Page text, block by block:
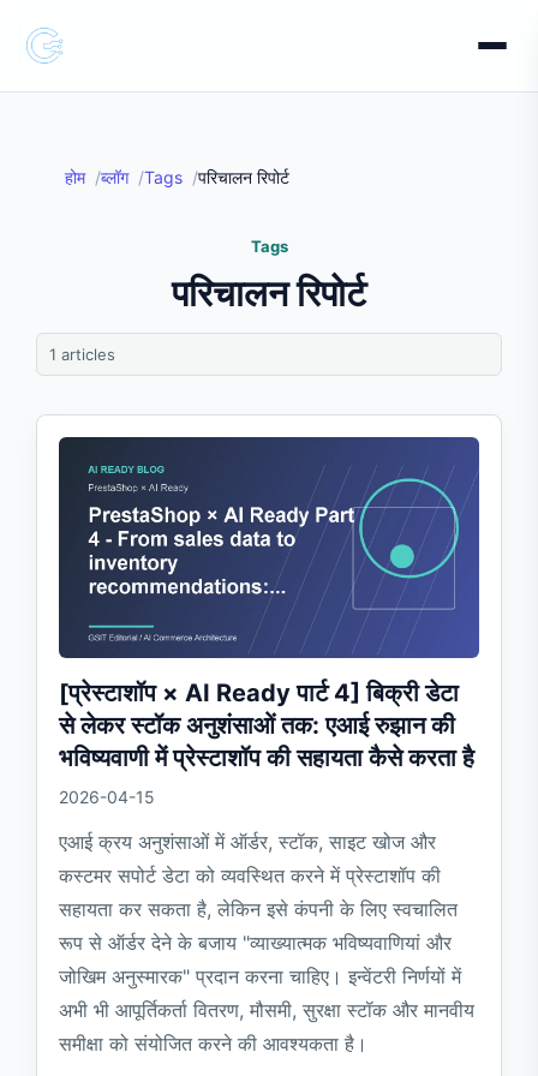
होम ब्लॉग Tags परिचालन रिपोर्ट
Tags
परिचालन रिपोर्ट
1 articles
[प्रेस्टाशॉप × AI Ready पार्ट 4] बिक्री डेटा
से लेकर स्टॉक अनुशंसाओं तक: एआई रुझान की
भविष्यवाणी में प्रेस्टाशॉप की सहायता कैसे करता है
2026-04-15
एआई क्रय अनुशंसाओं में ऑर्डर, स्टॉक, साइट खोज और
कस्टमर सपोर्ट डेटा को व्यवस्थित करने में प्रेस्टाशॉप की
सहायता कर सकता है, लेकिन इसे कंपनी के लिए स्वचालित
रूप से ऑर्डर देने के बजाय "व्याख्यात्मक भविष्यवाणियां और
जोखिम अनुस्मारक" प्रदान करना चाहिए। इन्वेंटरी निर्णयों में
अभी भी आपूर्तिकर्ता वितरण, मौसमी, सुरक्षा स्टॉक और मानवीय
समीक्षा को संयोजित करने की आवश्यकता है।